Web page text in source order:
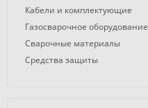
Кабели и комплектующие
Газосварочное оборудование
Сварочные материалы
Средства защиты